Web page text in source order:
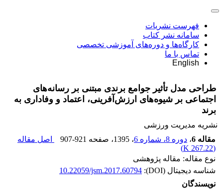
فهرست نشریات
سامانه نشر کتاب
کارگاه‌ها و دوره‌های آموزشی تخصصی
تماس با ما
English
طراحی مدل تأثیر جوامع برندی مبتنی بر رسانه‌های
اجتماعی بر شیوه‌های ارزش‌آفرینی، اعتماد و وفاداری به
برند
نشریه مدیریت ورزشی
مقاله 6
، دوره 8، شماره 6 ، 1395 ، صفحه 907-921
اصل مقاله
(
267.22 K
)
نوع مقاله: مقاله پژوهشی
شناسه دیجیتال (DOI):
10.22059/jsm.2017.60794
نویسندگان